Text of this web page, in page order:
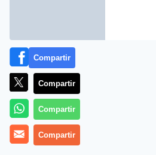
El Mediterráneo, especialemnte
Compartir
Compartir
Compartir
Compartir